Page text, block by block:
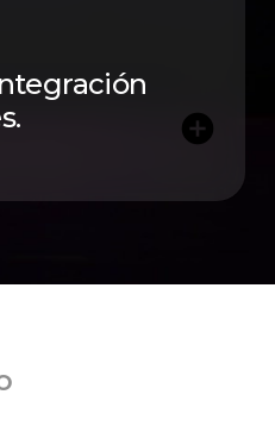
add_circle